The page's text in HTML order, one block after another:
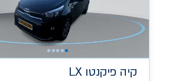
קיה פיקנטו LX